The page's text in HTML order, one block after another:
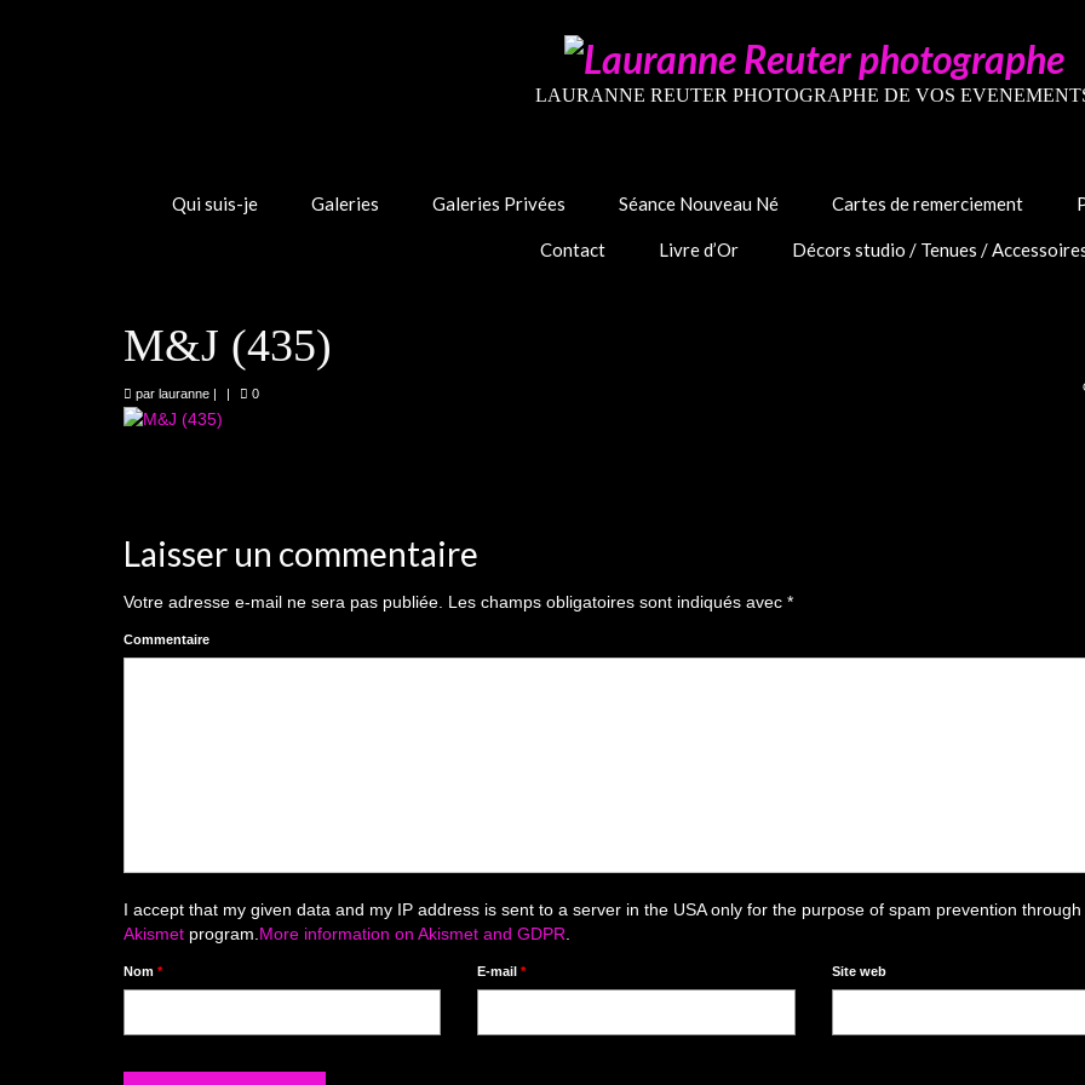
LAURANNE REUTER PHOTOGRAPHE DE VOS
Qui suis-je Galeries Galeries Privées Séance Nouveau Né Cartes de remerciement
Contact Livre d’Or Décors studio / Tenues /
M&J (435)
par lauranne | | 0
Laisser un commentaire
Votre adresse e-mail ne sera pas publiée. Les champs obligatoires sont indiqués avec *
Commentaire
I accept that my given data and my IP address is sent to a server in the USA only for the purpose of spam prevention through
Akismet program. More information on Akismet and GDPR
Nom * E-mail* Site web